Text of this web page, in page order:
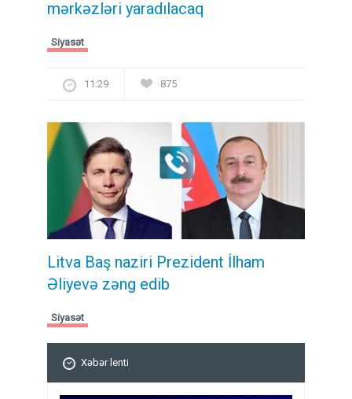
mərkəzləri yaradılacaq
Siyasət
11:29 875
Litva Baş naziri Prezident İlham
Əliyevə zəng edib
Siyasət
Xəbər lenti